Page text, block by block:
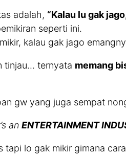
adalah, “Kalau lu gak
seperti ini.
kalau gak jago
tinjau… ternyata memang
gw yang juga sempat
an ENTERTAINMENT
tapi lo gak mikir gimana